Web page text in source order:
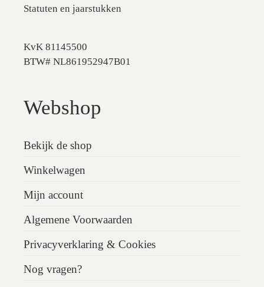
Statuten en jaarstukken
KvK 81145500
BTW# NL861952947B01
Webshop
Bekijk de shop
Winkelwagen
Mijn account
Algemene Voorwaarden
Privacyverklaring & Cookies
Nog vragen?